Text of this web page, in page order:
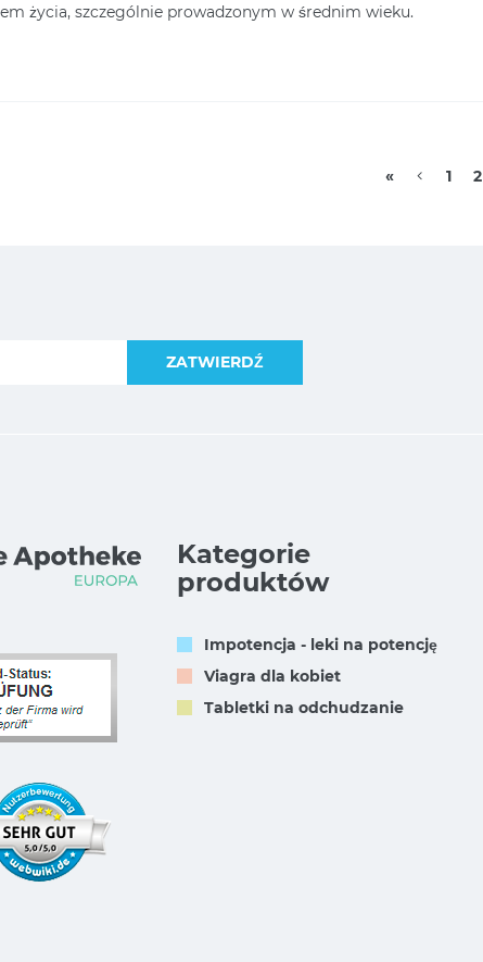
życia, szczególnie prowadzonym w średnim wieku.
« 1 2
ZATWIERDŹ
Kategorie
produktów
Impotencja - leki na potencję
Viagra dla kobiet
Tabletki na odchudzanie